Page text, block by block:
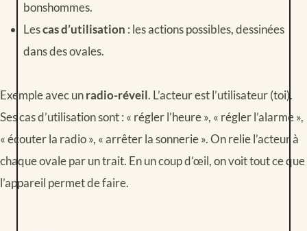
bonshommes.
Lescas d’utilisation : les actions possibles, dessinées
dans des ovales.
Exemple avec unradio-réveil. L’acteur est l’utilisateur (toi).
Ses cas d’utilisation sont : « régler l’heure », « régler l’alarme »,
« écouter la radio », « arrêter la sonnerie ». On relie l’acteur à
chaque ovale par un trait. En un coup d’œil, on voit tout ce que
l’appareil permet de faire.